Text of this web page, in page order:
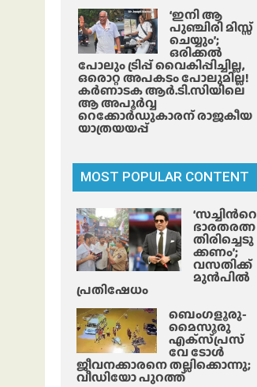
‘ഇനി ആ
പുഞ്ചിരി മിസ്സ്
ചെയ്യും’;
ഒരിക്കൽ
പോലും ട്രിപ്പ് വൈകിപ്പിച്ചില്ല,
ഒരൊറ്റ അപകടം പോലുമില്ല!
കർണാടക ആർ.ടി.സിയിലെ
ആ അപൂർവ്വ
റെക്കോർഡുകാരന് രാജകീയ
യാത്രയയപ്പ്
MOST POPULAR CONTENT
‘സച്ചിന്‍റെ
ഭാരതരത്ന
തിരിച്ചെടു
ക്കണം’;
വസതിക്ക്
മുൻപിൽ
പ്രതിഷേധം
ബെംഗളൂരു-
മൈസൂരു
എക്‌സ്‌പ്രസ്‌
വേ ടോൾ
ജീവനക്കാരനെ തല്ലിക്കൊന്നു;
വീഡിയോ പുറത്ത്